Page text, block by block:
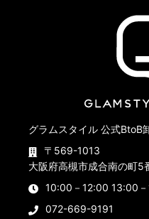
グラムスタイル 公式BtoB
〒569-1013
大阪府高槻市成合南の町
10:00－12:00 13:00－
072-669-9191